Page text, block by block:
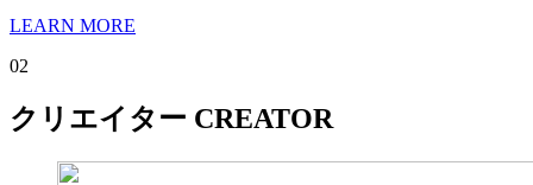
LEARN MORE
02
クリエイター CREATOR